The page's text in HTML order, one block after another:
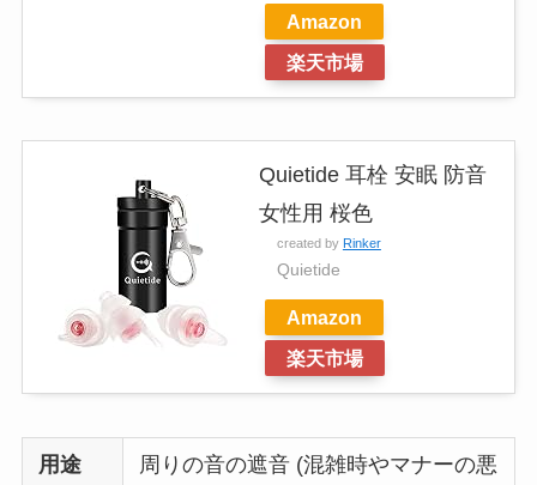
Amazon
楽天市場
Quietide 耳栓 安眠 防音
女性用 桜色
created by Rinker
Quietide
Amazon
楽天市場
用途
周りの音の遮音 (混雑時やマナーの悪